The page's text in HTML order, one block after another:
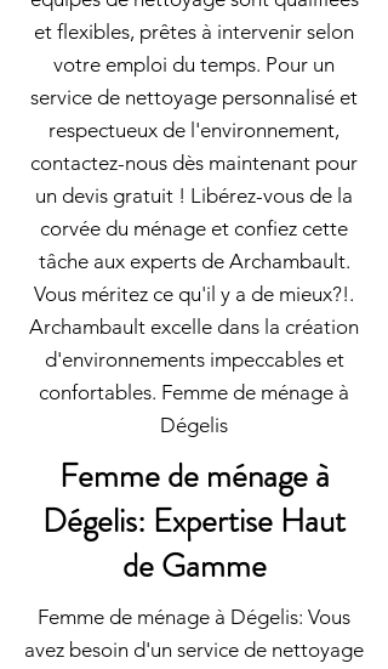
et flexibles, prêtes à intervenir selon
votre emploi du temps. Pour un
service de nettoyage personnalisé et
respectueux de l'environnement,
contactez-nous dès maintenant pour
un devis gratuit ! Libérez-vous de la
corvée du ménage et confiez cette
tâche aux experts de Archambault.
Vous méritez ce qu'il y a de mieux?!.
Archambault excelle dans la création
d'environnements impeccables et
confortables. Femme de ménage à
Dégelis
Femme de ménage à
Dégelis: Expertise Haut
de Gamme
Femme de ménage à Dégelis: Vous
avez besoin d'un service de nettoyage